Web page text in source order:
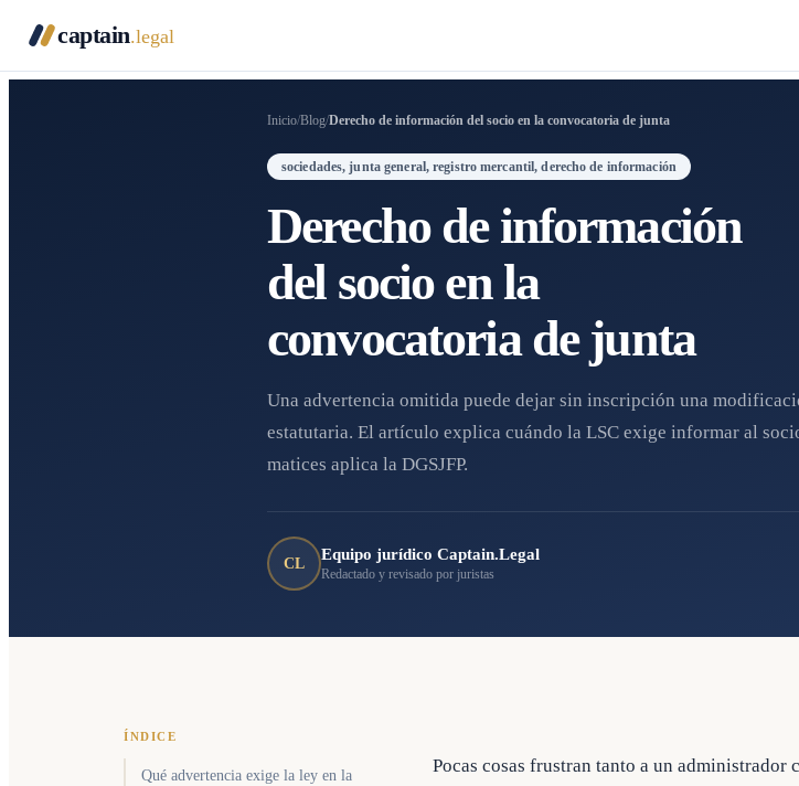
captain.legal
Inicio/Blog/Derecho de información del socio en la convocatoria de junta
sociedades, junta general, registro mercantil, derecho de información
Derecho de información
del socio en la
convocatoria de junta
Una advertencia omitida puede dejar sin inscripción una
estatutaria. El artículo explica cuándo la LSC exige informar al
matices aplica la DGSJFP.
CL
Equipo jurídico Captain.Legal
Redactado y revisado por juristas
ÍNDICE
Qué advertencia exige la ley en la
Pocas cosas frustran tanto a un